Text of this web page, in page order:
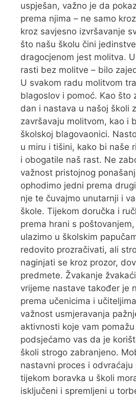
uspješan, važno je da
prema njima – ne samo
kroz savjesno izvršavanje
što našu školu čini
dragocjenom jest molitva.
rasti bez molitve – bilo
U svakom radu molitvom
blagoslov i pomoć. Kao što
dan i nastava u našoj školi
završavaju molitvom, kao i
školskoj blagovaonici.
u miru i tišini, kako bi naše
i obogatile naš rast. Ne
važnost pristojnog
ophodimo jedni prema
nje te čuvajmo unutarnji i
škole. Tijekom doručka i
prema hrani s
ulazimo u školskim
redovito prozračivati, ali
naginjati se kroz prozor,
predmete. Žvakanje
vrijeme nastave također je
prema učenicima i
važnost usmjeravanja
aktivnosti koje vam
podsjećamo vas da je
školi strogo zabranjeno.
nastavni proces i
tijekom boravka u školi
isključeni i spremljeni u